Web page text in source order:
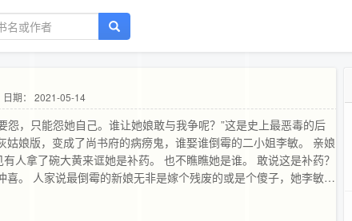
日期： 2021-05-14
，只能怨她自己。谁让她娘敢与我争呢？”这是史上最恶毒的后
娘版，变成了尚书府的病痨鬼，谁娶谁倒霉的二小姐李敏。 亲娘
人拿了碗大黄来诓她是补药。 也不瞧瞧她是谁。 敢说这是补药？
喜。 人家说最倒霉的新娘无非是嫁个残废的或是个傻子，她李敏被
了璃王我活不了，请姐姐成全我和璃王吧！”史上最纯洁的继妹
一到，一个是比一个比谁跑的快。 想着嫁过去当个寡妇也不错，